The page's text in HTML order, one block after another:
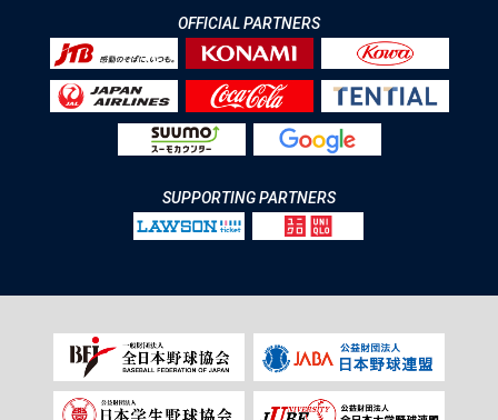
OFFICIAL PARTNERS
SUPPORTING PARTNERS